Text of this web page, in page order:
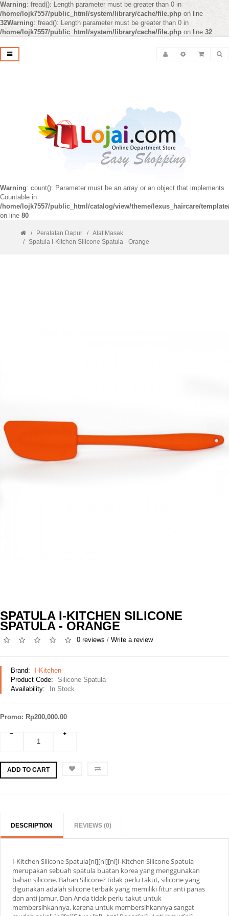
Warning: fread(): Length parameter must be greater than 0 in
/home/lojk7557/public_html/system/library/cache/file.php on line
32Warning: fread(): Length parameter must be greater than 0 in
/home/lojk7557/public_html/system/library/cache/file.php on line 32
Warning: count(): Parameter must be an array or an object that implements
Countable in
/home/lojk7557/public_html/catalog/view/theme/lexus_haircare/
on line 80
Peralatan Dapur
Alat Masak
Spatula I-Kitchen Silicone Spatula - Orange
SPATULA I-KITCHEN SILICONE
SPATULA - ORANGE
0 reviews / Write a review
Brand:
I-Kitchen
Product Code:
Silicone Spatula
Availability:
In Stock
Promo: Rp200,000.00
ADD TO CART
DESCRIPTION REVIEWS (0)
I-Kitchen Silicone Spatula[nl][nl][nl]I-Kitchen Silicone Spatula
merupakan sebuah spatula buatan korea yang menggunakan
bahan silicone. Bahan Silicone? tidak perlu takut, silicone yang
digunakan adalah silicone terbaik yang memiliki fitur anti panas
dan anti jamur. Dan Anda tidak perlu takut untuk
membersihkannya, karena untuk membersihkannya sangat